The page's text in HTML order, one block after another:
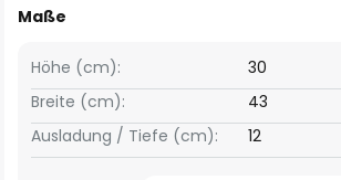
Maße
Breite (cm): 43
Höhe (cm): 30
Ausladung / Tiefe (cm): 12